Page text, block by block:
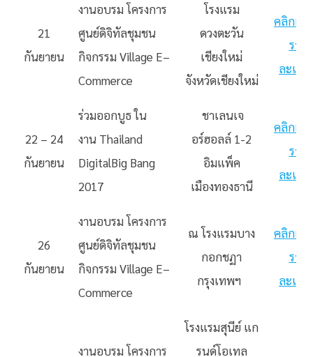
21
กันยายน
งานอบรม โครงการ
ศูนย์ดิจิทัลชุมชน
กิจกรรม Village E–
Commerce
โรงแรม
ดวงตะวัน
เชียงใหม่
จังหวัดเชียงใหม่
คลิกเพื่
ราย
ละเอีย
22 – 24
กันยายน
ร่วมออกบูธ ใน
งาน Thailand
DigitalBig Bang
2017
ชาเลนเจ
อร์ฮอลล์ 1-2
อิมแพ็ค
เมืองทองธานี
คลิกเพื่
ราย
ละเอีย
26
กันยายน
งานอบรม โครงการ
ศูนย์ดิจิทัลชุมชน
กิจกรรม Village E–
Commerce
ณ โรงแรมบาง
กอกชฏา
กรุงเทพฯ
คลิกเพื่
ราย
ละเอีย
งานอบรม โครงการ
โรงแรมสุนีย์ แก
รนด์โอเทล